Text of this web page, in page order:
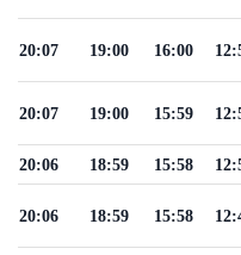
16:00
19:00
20:07
15:59
19:00
20:07
15:58
18:59
20:06
15:58
18:59
20:06